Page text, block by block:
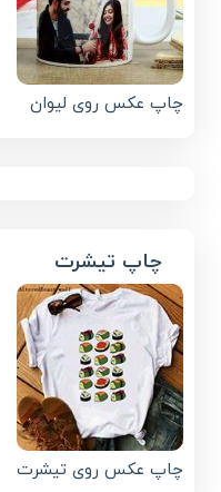
چاپ عکس روی لیوان
چاپ تیشرت
چاپ عکس روی تیشرت